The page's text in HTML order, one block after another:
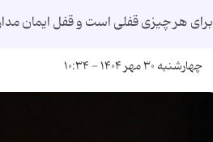
برای هر چیزی قفلی است و قفل ایمان
چهارشنبه ۳۰ مهر ۱۴۰۴ - ۱۰:۳۴